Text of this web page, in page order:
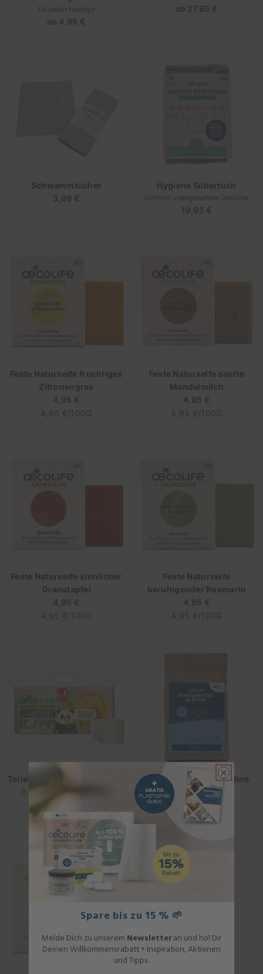
für jeden Haartyp
ab
Regulärer
4,95 €
ab
Regulärer
27,95 €
Schwammtücher
Regulärer
3,99 €
Hygiene Silbertuch
Entfernt unangenehme Gerüche
Regulärer
19,95 €
Feste Naturseife fruchtiges
Zitronengras
Regulärer
Preis
4,95 €
STÜCKPREIS
4,95 € / PRO
100G
Feste Naturseife sanfte
Mandelmilch
Regulärer
Preis
4,95 €
STÜCKPREIS
4,95 € / PRO
100G
Feste Naturseife sinnlicher
Granatapfel
Regulärer
Preis
4,95 €
STÜCKPREIS
4,95 € / PRO
100G
Feste Naturseife
beruhigender Rosmarin
Regulärer
Preis
4,95 €
STÜCKPREIS
4,95 € / PRO
100G
Toilettenpapier 8er BAMBUS
3-lagig, 8 Rollen á 150 Blatt
Waschmittel Blätter ohne
Duft
für 60 Waschladungen
Regulärer
8,99 €
Spare bis zu 15 % 🌱
Melde Dich zu unserem Newsletter an und hol Dir
Deinen Willkommensrabatt + Inspiration, Aktionen
und Tipps.